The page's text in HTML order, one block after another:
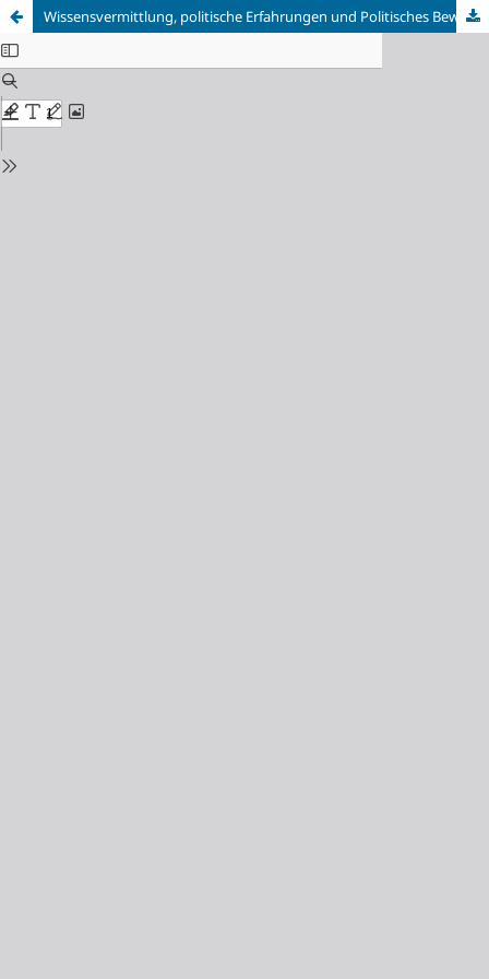
Wissensvermittlung, politische Erfahrungen und Politisches Bewusstsein als Aspekte politischer Bildung sowie deren Bedeutung für politische Partizipation